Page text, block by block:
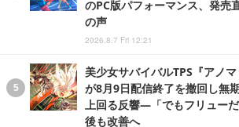
のPC版パフォーマンス、発売
の声
2026.8.7 Fri 12:21
美少女サバイバルTPS『アノ
が8月9日配信終了を撤回し無
上回る反響―「でもフリュー
後も改善へ